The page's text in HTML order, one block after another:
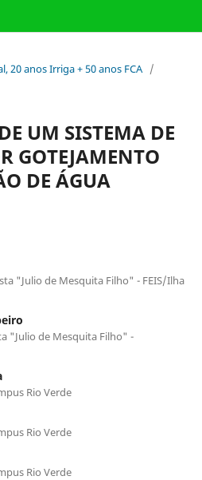
20 anos Irriga + 50 anos FCA /
UM SISTEMA DE
GOTEJAMENTO
DE ÁGUA
"Julio de Mesquita Filho" - FEIS/Ilha
"Julio de Mesquita Filho" -
Rio Verde
Rio Verde
Rio Verde